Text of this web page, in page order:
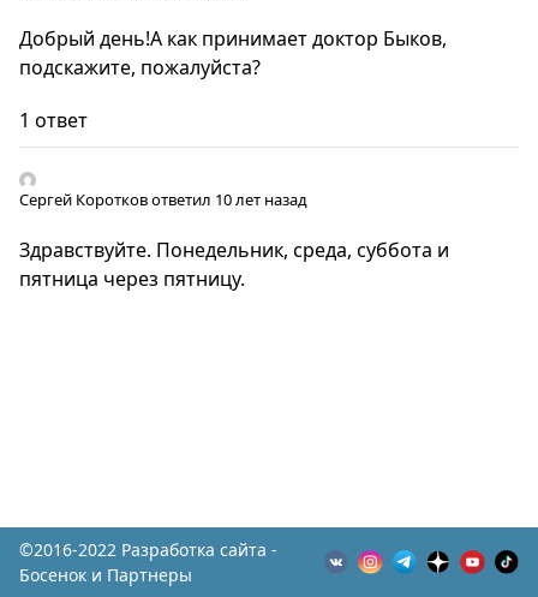
Добрый день!А как принимает доктор Быков,
подскажите, пожалуйста?
1 ответ
Сергей Коротковответил 10 лет назад
Здравствуйте. Понедельник, среда, суббота и
пятница через пятницу.
©2016-2022 Разработка сайта -
Босенок и Партнеры